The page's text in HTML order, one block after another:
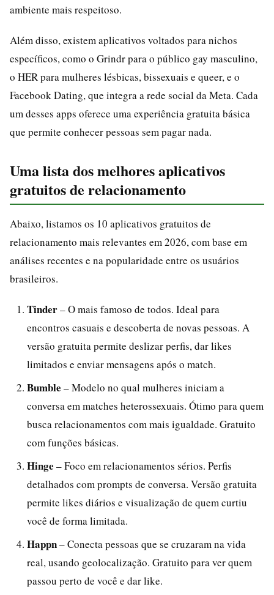
ambiente mais respeitoso.
Além disso, existem aplicativos voltados para nichos
específicos, como o Grindr para o público gay masculino,
o HER para mulheres lésbicas, bissexuais e queer, e o
Facebook Dating, que integra a rede social da Meta. Cada
um desses apps oferece uma experiência gratuita básica
que permite conhecer pessoas sem pagar nada.
Uma lista dos melhores aplicativos
gratuitos de relacionamento
Abaixo, listamos os 10 aplicativos gratuitos de
relacionamento mais relevantes em 2026, com base em
análises recentes e na popularidade entre os usuários
brasileiros.
Tinder– O mais famoso de todos. Ideal para
encontros casuais e descoberta de novas pessoas. A
versão gratuita permite deslizar perfis, dar likes
limitados e enviar mensagens após o match.
Bumble – Modelo no qual mulheres iniciam a
conversa em matches heterossexuais. Ótimo para quem
busca relacionamentos com mais igualdade. Gratuito
com funções básicas.
Hinge – Foco em relacionamentos sérios. Perfis
detalhados com prompts de conversa. Versão gratuita
permite likes diários e visualização de quem curtiu
você de forma limitada.
Happn– Conecta pessoas que se cruzaram na vida
real, usando geolocalização. Gratuito para ver quem
passou perto de você e dar like.